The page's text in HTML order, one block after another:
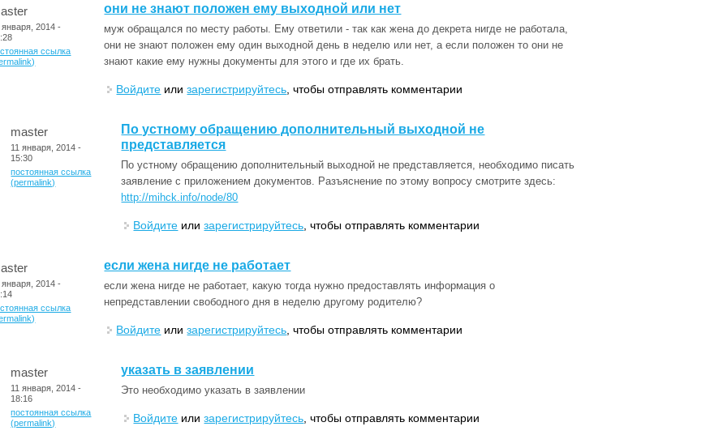
января, 2014 -
ссылка
они не знают положен ему выходной или нет
муж обращался по месту работы. Ему ответили - так как жена до декрета нигде не работала,
они не знают положен ему один выходной день в неделю или нет, а если положен то они не
знают какие ему нужны документы для этого и где их брать.
Войдите илизарегистрируйтесь , чтобы отправлять комментарии
master
11 января, 2014 -
15:30
постоянная ссылка
(permalink)
По устному обращению дополнительный выходной не
представляется
По устному обращению дополнительный выходной не представляется, необходимо писать
заявление с приложением документов. Разъяснение по этому вопросу смотрите здесь:
http://mihck.info/node/80
Войдите илизарегистрируйтесь , чтобы отправлять комментарии
января, 2014 -
ссылка
если жена нигде не работает
если жена нигде не работает, какую тогда нужно предоставлять информация о
непредставлении свободного дня в неделю другому родителю?
Войдите илизарегистрируйтесь , чтобы отправлять комментарии
master
11 января, 2014 -
18:16
постоянная ссылка
(permalink)
указать в заявлении
Это необходимо указать в заявлении
Войдите илизарегистрируйтесь , чтобы отправлять комментарии